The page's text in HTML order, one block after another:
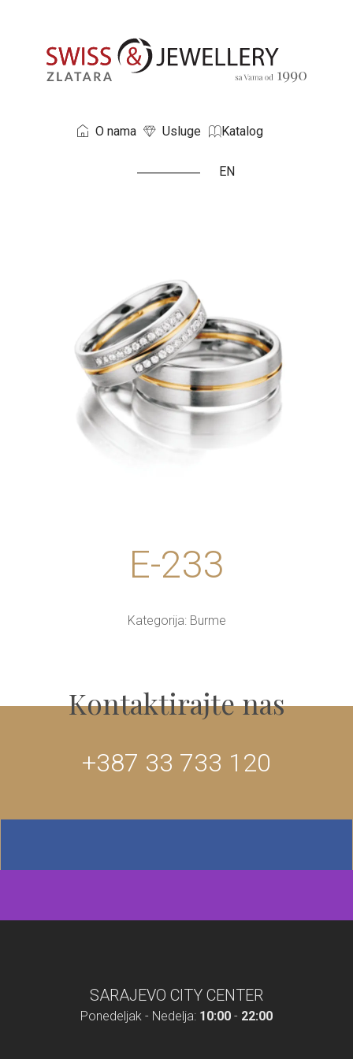
O nama Usluge Katalog
EN
E-233
Kategorija: Burme
Kontaktirajte nas
+387 33 733 120
SARAJEVO CITY CENTER
Ponedeljak - Nedelja: 10:00 - 22:00